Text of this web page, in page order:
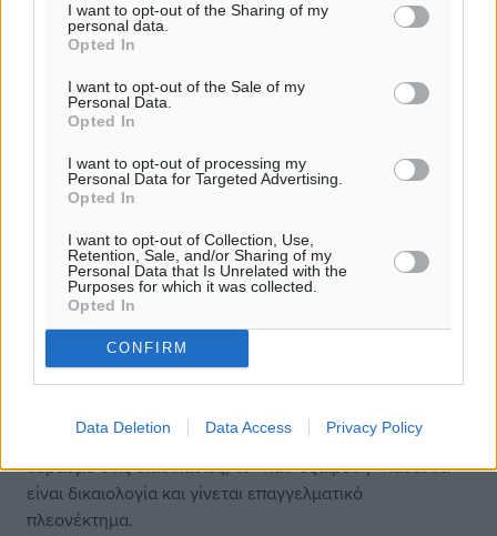
I want to opt-out of the Sharing of my
personal data.
Opted In
I want to opt-out of the Sale of my
Personal Data.
Opted In
I want to opt-out of processing my
Personal Data for Targeted Advertising.
Opted In
I want to opt-out of Collection, Use,
Retention, Sale, and/or Sharing of my
Personal Data that Is Unrelated with the
Purposes for which it was collected.
Opted In
CONFIRM
Data Deletion Data Access Privacy Policy
εργασιακό ήθος. Με όλο το ρίσκο της γενίκευσης,
θεωρώ ότι οι Έλληνες δεν είμαστε άνθρωποι του
ευθύνη. Βρίσκουμε λύσεις. Έχουμε μια σπιρτάδα και μια
πρακτικότητα που εκτιμώνται πολύ. Διακρίνω επίσης μια
δικαιολογίες. Αναλαμβάνουμε τις ευθύνες μας και
διεκπεραιώνουμε. Τώρα πώς καλλιεργήθηκε αυτή η
εξηγήσω. Ίσως το περίφημο φιλότιμο να μην είναι τόσο
καραμέλα τελικά.
Πολύ δυνατοί είμαστε και στην ικανότητα διαχείρισης
κρίσεων. Την έχουμε μάθει με τον δύσκολο τρόπο.
Μεγαλώσαμε σε ένα περιβάλλον όπου συχνά έπρεπε να
αυτοσχεδιάσεις για να ξεμπερδέψεις καταστάσεις. Όταν
όμως αυτή η νοοτροπία συνδυάζεται με οργάνωση και
σεβασμό στις διαδικασίες, το «κατ’ εξαίρεση» παύει να
είναι δικαιολογία και γίνεται επαγγελματικό
πλεονέκτημα.